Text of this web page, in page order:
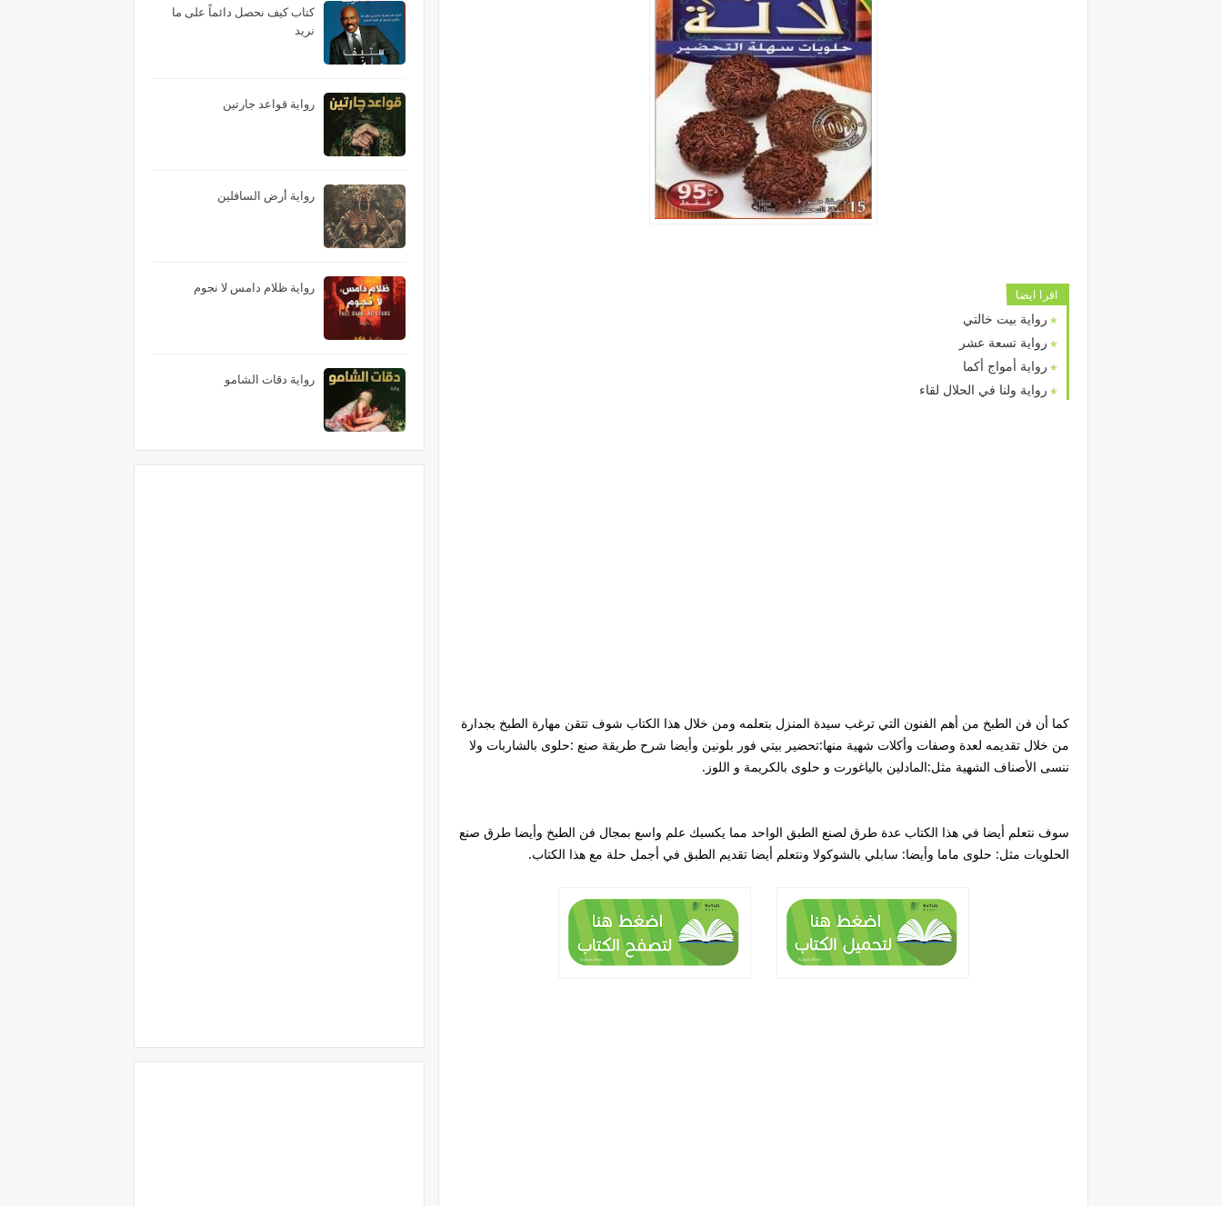
اقرا ايضا
رواية بيت خالتي
رواية تسعة عشر
رواية أمواج أكما
رواية ولنا في الحلال لقاء
كما أن فن الطبخ من أهم الفنون التي ترغب سيدة المنزل بتعلمه ومن خلال هذا الكتاب شوف تتقن مهارة الطبخ بجدارة
من خلال تقديمه لعدة وصفات وأكلات شهية منها:تحضير بيتي فور بلونين وأيضا شرح طريقة صنع :حلوى بالشاربات ولا
ننسى الأصناف الشهية مثل:المادلين بالياغورت و حلوى بالكريمة و اللوز.
سوف نتعلم أيضا في هذا الكتاب عدة طرق لصنع الطبق الواحد مما يكسبك علم واسع بمجال فن الطبخ وأيضا طرق صنع
الحلويات مثل: حلوى ماما وأيضا: سابلي بالشوكولا ونتعلم أيضا تقديم الطبق في أجمل حلة مع هذا الكتاب.
كتاب كيف نحصل دائماً على ما
نريد
رواية قواعد جارتين
رواية أرض السافلين
رواية ظلام دامس لا نجوم
رواية دقات الشامو